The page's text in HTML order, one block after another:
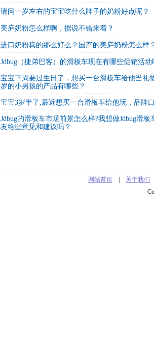
请问一岁左右的宝宝吃什么牌子的奶粉好点呢？
美庐奶粉怎么样啊，据说不错来着？
进口奶粉真的那么好么？国产的美庐奶粉怎么样
Jdbug（捷弟巴客）的滑板车现在有哪些促销活动
宝宝下周要过生日了，想买一台滑板车给他当礼
岁的小男孩的产品有哪些？
宝宝3岁半了,最近想买一台滑板车给他玩，品牌
Jdbug的滑板车市场前景怎么样?我想做Jdbug滑
友给些意见和建议吗？
网站首页 关于我们